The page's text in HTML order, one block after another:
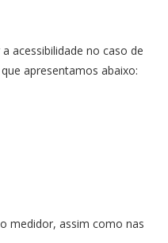
acessibilidade no caso de
apresentamos abaixo:
medidor, assim como nas